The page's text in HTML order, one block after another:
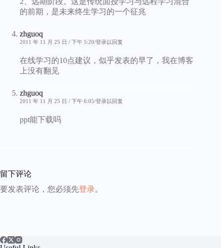
的前期，是未来终生学习的一个征兆
zhguoq
2011 年 11 月 25 日 / 下午 5:20 登录以回复
在线学习的10点建议，似乎发表的早了，我在博客
上没有翻见
zhguoq
2011 年 11 月 25 日 / 下午 6:05 登录以回复
ppt能下载吗
留下评论
要发表评论，您必须先登录。